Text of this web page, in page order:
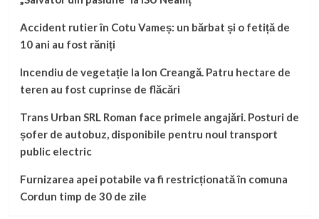
Accident rutier în Cotu Vameș: un bărbat și o fetiță de
10 ani au fost răniți
Incendiu de vegetație la Ion Creangă. Patru hectare de
teren au fost cuprinse de flăcări
Trans Urban SRL Roman face primele angajări. Posturi de
șofer de autobuz, disponibile pentru noul transport
public electric
Furnizarea apei potabile va fi restricționată în comuna
Cordun timp de 30 de zile